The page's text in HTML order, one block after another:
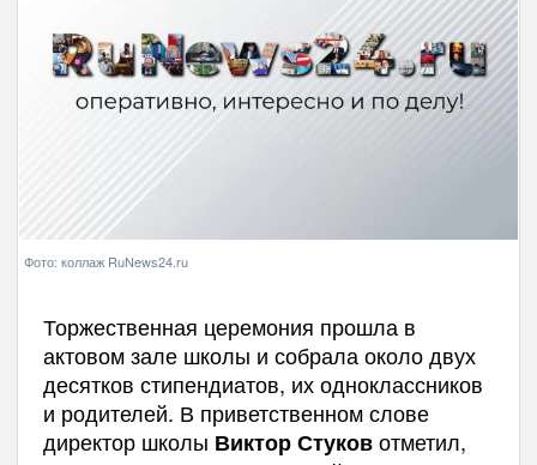
Фото: коллаж RuNews24.ru
Торжественная церемония прошла в
актовом зале школы и собрала около двух
десятков стипендиатов, их одноклассников
и родителей. В приветственном слове
директор школы Виктор Стуковотметил,